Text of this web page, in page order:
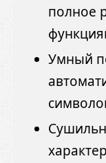
полное
Умный